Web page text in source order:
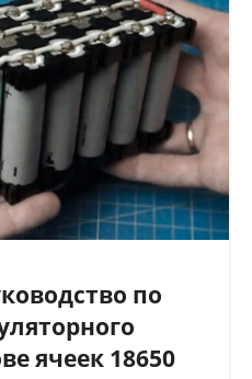
по
ячеек 18650